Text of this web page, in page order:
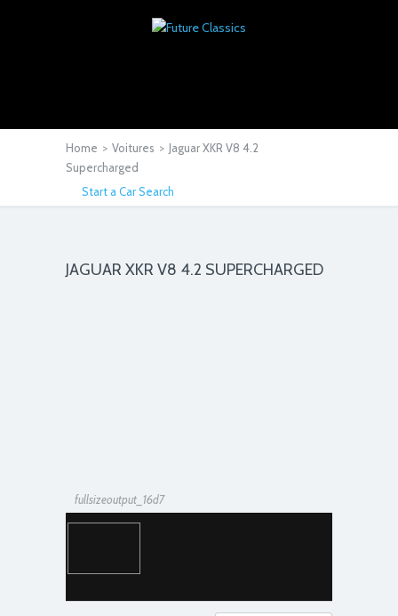
Home > Voitures > Jaguar XKR V8 4.2
Supercharged
Start a Car Search
JAGUAR XKR V8 4.2 SUPERCHARGED
fullsizeoutput_16d7